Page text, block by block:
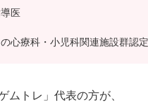
医
心療科・小児科関連施設群認
ムトレ」代表の方が、